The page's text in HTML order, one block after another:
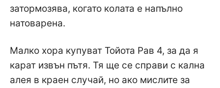
затормозява, когато колата е напълно
натоварена.
Малко хора купуват Тойота Рав 4, за да я
карат извън пътя. Тя ще се справи с кална
алея в краен случай, но ако мислите за